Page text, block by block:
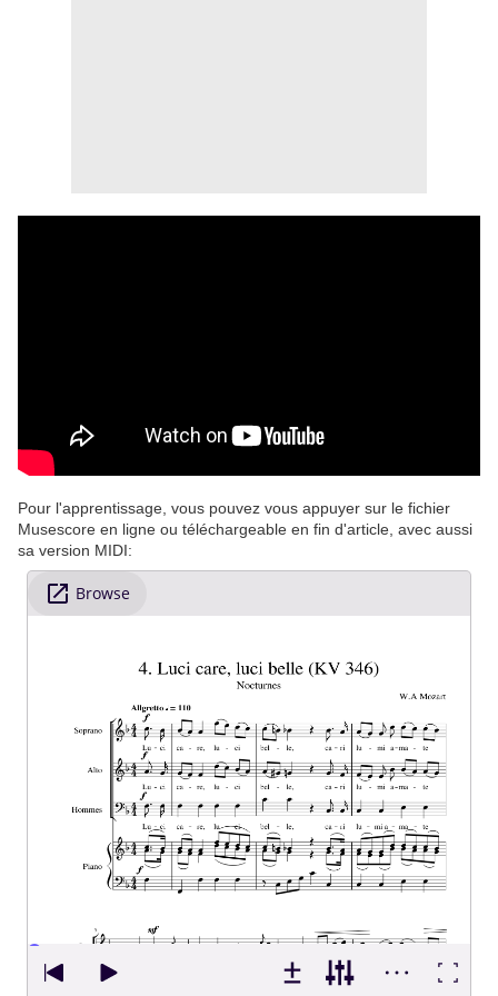
Pour l'apprentissage, vous pouvez vous appuyer sur le fichier
Musescore en ligne ou téléchargeable en fin d'article, avec aussi
sa version MIDI: